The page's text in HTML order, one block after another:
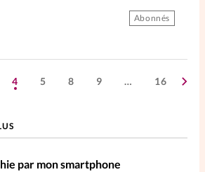
Abonnés
4 5 8 9 … 16
par mon smartphone